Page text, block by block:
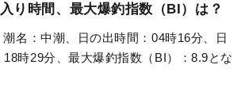
り時間、最大爆釣指数（BI）は？
潮名：中潮、日の出時間：04時16分、日
18時29分、最大爆釣指数（BI）：8.9とな